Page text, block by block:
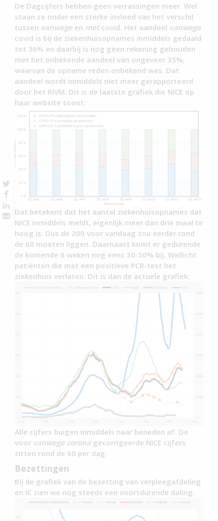
De Dagcijfers hebben geen verrassingen meer. Wel
staan ze onder een sterke invloed van het verschil
tussen vanwege en metcovid. Het aandeel vanwege
covid is bij de ziekenhuisopnames inmiddels gedaald
tot 36% en daarbij is nog geen rekening gehouden
met het onbekende aandeel van ongeveer 35%,
waarvan de opname reden onbekend was. Dat
aandeel wordt inmiddels niet meer gerapporteerd
door het RIVM. Dit is de laatste grafiek die NICE op
haar website toont:
Dat betekent dat het aantal ziekenhuisopnames dat
NICE inmiddels meldt, eigenlijk meer dan drie maal te
hoog is. Dus de 200 voor vandaag zou eerder rond
de 60 moeten liggen. Daarnaast komt er gedurende
de komende 6 weken nog eens 30-50% bij. Wellicht
patiënten die met een positieve PCR-test het
ziekenhuis verlaten. Dit is dan de actuele grafiek:
Alle cijfers buigen inmiddels naar beneden af. De
voor vanwege corona gecorrigeerde NICE cijfers
zitten rond de 60 per dag.
Bezettingen
Bij de grafiek van de bezetting van verpleegafdeling
en IC zien we nog steeds een voortdurende daling: